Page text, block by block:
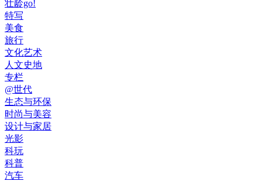
壮龄go!
特写
美食
旅行
文化艺术
人文史地
专栏
@世代
生态与环保
时尚与美容
设计与家居
光影
科玩
科普
汽车